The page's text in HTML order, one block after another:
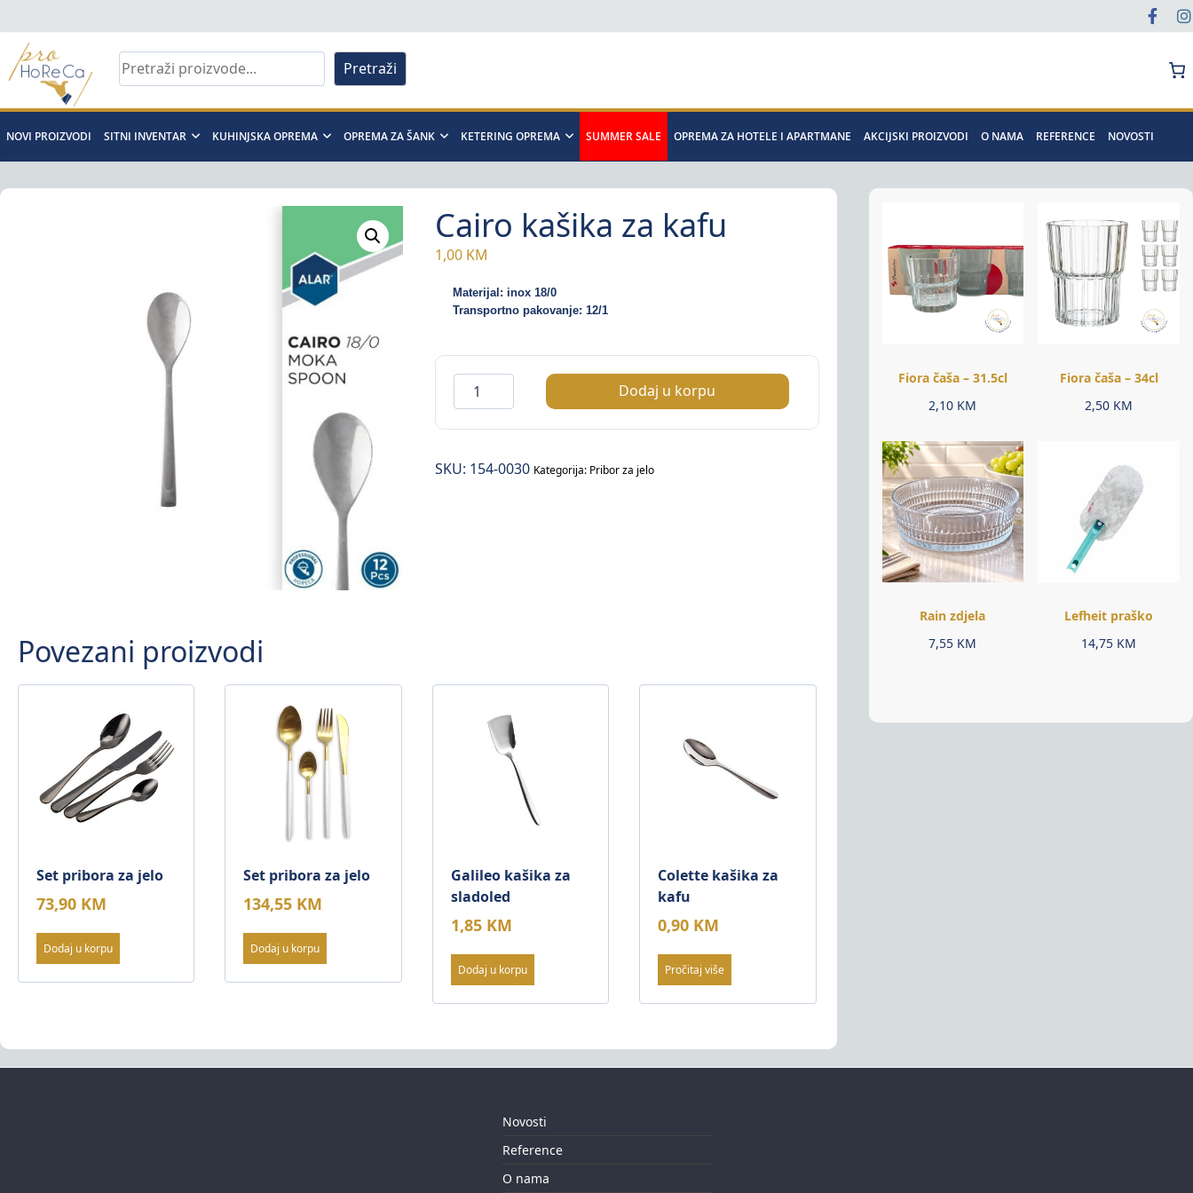
to
content
Pro
Horeca
d.o.o
Pretraži
NOVI PROIZVODI SITNI INVENTAR KUHINJSKA OPREMA OPREMA ZA ŠANK KETERING OPREMA SUMMER SALE OPREMA ZA HOTELE I APARTMANE AKCIJSKI PROIZVODI O NAMA REFERENCE NOVOSTI
Cairo kašika za kafu
1,00 KM
Materijal: inox 18/0
Transportno pakovanje: 12/1
Cairo
kašika
za
količina
Dodaj u korpu
SKU: 154-0030 Kategorija: Pribor za jelo
Povezani proizvodi
Set pribora za jelo
73,90 KM
Dodaj u korpu
Set pribora za jelo
134,55 KM
Dodaj u korpu
Galileo kašika za
sladoled
1,85 KM
Dodaj u korpu
Colette kašika za
kafu
0,90 KM
Pročitaj više
Fiora čaša – 31.5cl
2,10 KM
Fiora čaša – 34cl
2,50 KM
Rain zdjela
7,55 KM
Lefheit praško
14,75 KM
Novosti
Reference
O nama